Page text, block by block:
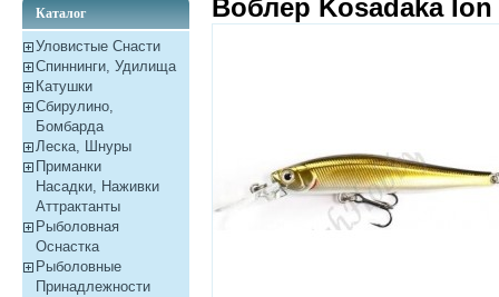
Каталог
Уловистые Снасти
Спиннинги, Удилища
Катушки
Сбирулино,
Бомбарда
Леска, Шнуры
Приманки
Насадки, Наживки
Aттрактанты
Рыболовная
Оснастка
Рыболовные
Принадлежности
Воблер Kosadaka Ion